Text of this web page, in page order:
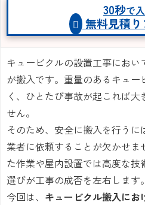
30秒で
無料見積り
キュービクルの設置工事におい
が搬入です。重量のあるキュー
く、ひとたび事故が起これば
せん。
そのため、安全に搬入を行うに
業者に依頼することが欠かせま
た作業や屋内設置では高度な
選びが工事の成否を左右します。
今回は、 キュービクル搬入に